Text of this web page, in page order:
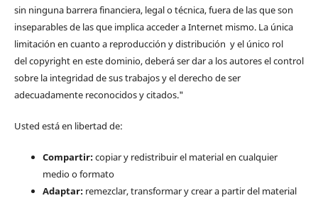
sin ninguna barrera financiera, legal o técnica, fuera de las que son
inseparables de las que implica acceder a Internet mismo. La única
limitación en cuanto a reproducción y distribución y el único rol
del copyright en este dominio, deberá ser dar a los autores el control
sobre la integridad de sus trabajos y el derecho de ser
adecuadamente reconocidos y citados."
Usted está en libertad de:
Compartir:copiar y redistribuir el material en cualquier
medio o formato
Adaptar:remezclar, transformar y crear a partir del material